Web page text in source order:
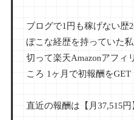
ブログで1円も稼げない歴
ぽこな経歴を持っていた私
切って楽天Amazonアフィ
ころ 1ヶ月で初報酬をGET
直近の報酬は【月37,515円